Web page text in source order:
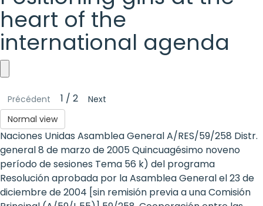
heart of the
international agenda
Plan
International
-
Girls'
Rights
Précédent 1 / 2
Next
Normal view
Naciones Unidas Asamblea General A/RES/59/258 Distr.
general 8 de marzo de 2005 Quincuagésimo noveno
período de sesiones Tema 56 k) del programa
Resolución aprobada por la Asamblea General el 23 de
diciembre de 2004 [sin remisión previa a una Comisión